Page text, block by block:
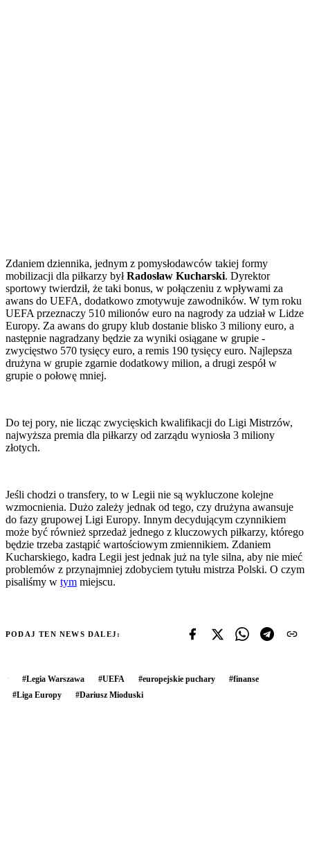
Zdaniem dziennika, jednym z pomysłodawców takiej formy
mobilizacji dla piłkarzy byłRadosław Kucharski. Dyrektor
sportowy twierdził, że taki bonus, w połączeniu z wpływami za
awans do UEFA, dodatkowo zmotywuje zawodników. W tym roku
UEFA przeznaczy 510 milionów euro na nagrody za udział w Lidze
Europy. Za awans do grupy klub dostanie blisko 3 miliony euro, a
następnie nagradzany będzie za wyniki osiągane w grupie -
zwycięstwo 570 tysięcy euro, a remis 190 tysięcy euro. Najlepsza
drużyna w grupie zgarnie dodatkowy milion, a drugi zespół w
grupie o połowę mniej.
Do tej pory, nie licząc zwycięskich kwalifikacji do Ligi Mistrzów,
najwyższa premia dla piłkarzy od zarządu wyniosła 3 miliony
złotych.
Jeśli chodzi o transfery, to w Legii nie są wykluczone kolejne
wzmocnienia. Dużo zależy jednak od tego, czy drużyna awansuje
do fazy grupowej Ligi Europy. Innym decydującym czynnikiem
może być również sprzedaż jednego z kluczowych piłkarzy, którego
będzie trzeba zastąpić wartościowym zmiennikiem. Zdaniem
Kucharskiego, kadra Legii jest jednak już na tyle silna, aby nie mieć
problemów z przynajmniej zdobyciem tytułu mistrza Polski. O czym
pisaliśmy w tym miejscu.
PODAJ TEN NEWS DALEJ:
#Legia Warszawa #UEFA #europejskie puchary #finanse
#Liga Europy #Dariusz Mioduski